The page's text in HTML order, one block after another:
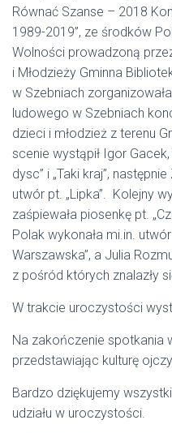
Równać Szanse – 2018
1989-2019”, ze środków
Wolności prowadzoną
i Młodzieży Gminna
w Szebniach
ludowego w Szebniach
dzieci i młodzież z terenu
scenie wystąpił Igor
dysc” i „Taki kraj”,
utwór pt. „Lipka”. Kolejny
zaśpiewała piosenkę pt.
Polak wykonała mi.in. utwór
Warszawska”, a Julia
z pośród których znalazły
W trakcie uroczystości
Na zakończenie spotkania
przedstawiając kulturę
Bardzo dziękujemy
udziału w uroczystości.